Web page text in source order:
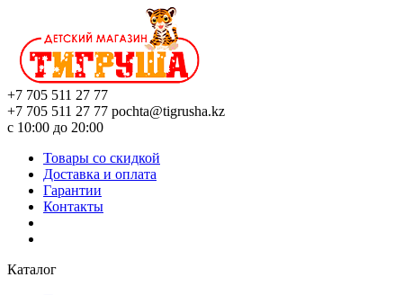
+7 705 511 27 77
+7 705 511 27 77 pochta@tigrusha.kz
с 10:00 до 20:00
Товары со скидкой
Доставка и оплата
Гарантии
Контакты
Каталог